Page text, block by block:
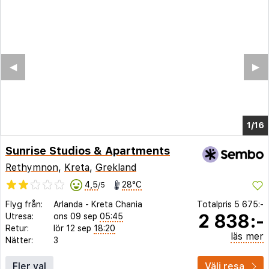
1/12
▶︎
◀︎
Sunrise Studios & Apartments
Rethymnon, Kreta, Grekland
4,5/5 28°C
Flyg från: Arlanda - Kreta Chania
Utresa:
ons 09 sep 05:45
Retur:
lör 12 sep 18:20
Nätter:
3
Totalpris 5 675:-
2 838:-
läs mer
Fler val Välj resa